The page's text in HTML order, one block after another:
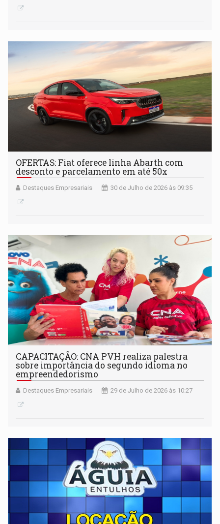
OFERTAS: Fiat oferece linha Abarth com
desconto e parcelamento em até 50x
Destaques Empresariais 30 de Julho de 2026 às 09:35
CAPACITAÇÃO: CNA PVH realiza palestra
sobre importância do segundo idioma no
empreendedorismo
Destaques Empresariais 29 de Julho de 2026 às 10:27